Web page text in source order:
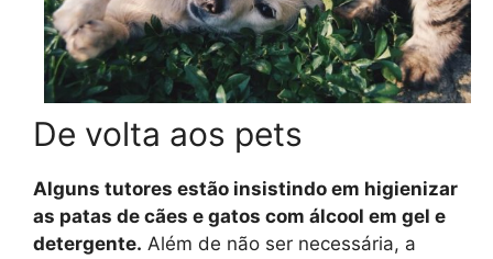
De volta aos pets
Alguns tutores estão insistindo em higienizar
as patas de cães e gatos com álcool em gel e
detergente. Além de não ser necessária, a